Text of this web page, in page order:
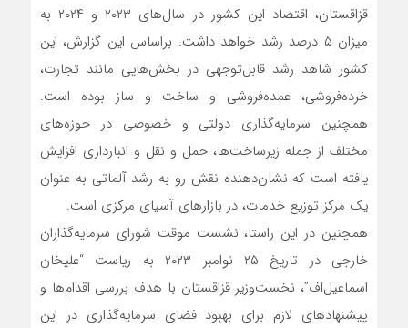
قزاقستان، اقتصاد این کشور در سال‌های ۲۰۲۳ و ۲۰۲۴ به
میزان ۵ درصد رشد خواهد داشت. براساس این گزارش، این
کشور شاهد رشد قابل‌توجهی در بخش‌هایی مانند تجارت،
خرده‌فروشی، عمده‌فروشی و ساخت و ساز بوده است.
همچنین سرمایه‌گذاری دولتی و خصوصی در حوزه‌های
مختلف از جمله زیرساخت‌ها، حمل و نقل و انبارداری افزایش
یافته است که نشان‌دهنده نقش رو به رشد آلماتی به عنوان
یک مرکز توزیع خدمات، در بازارهای آسیای مرکزی است.
همچنین در این راستا، نشست موقت شورای سرمایه‌‌گذاران
خارجی در تاریخ ۲۵ نوامبر ۲۰۲۳ به ریاست “علیخان
اسماعیل‌اف”، نخست‌وزیر قزاقستان با هدف بررسی اقدام‌ها و
پیشنهادهای لازم برای بهبود فضای سرمایه‌گذاری در این